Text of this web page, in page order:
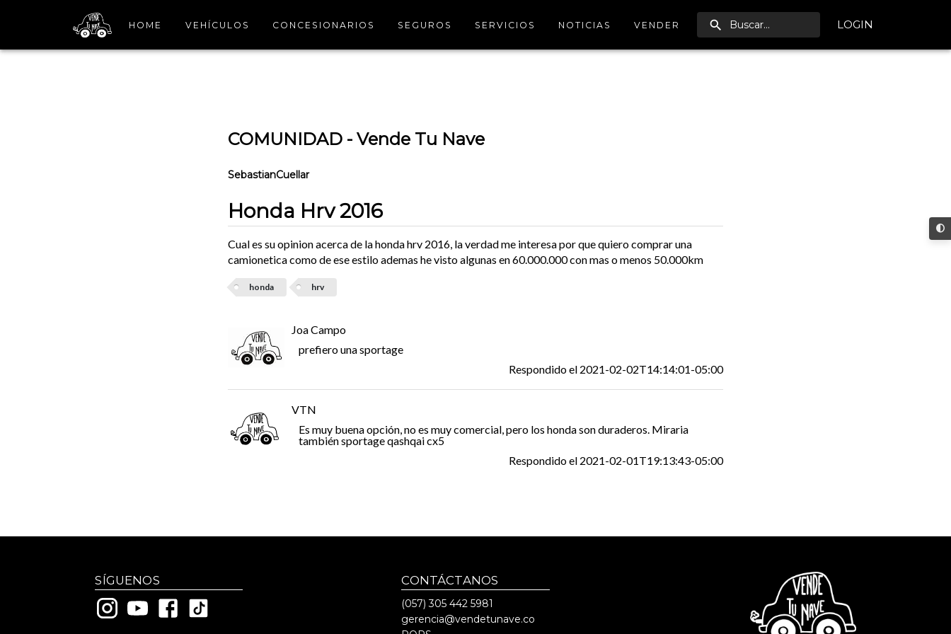
HOME VEHÍCULOS CONCESIONARIOS SEGUROS SERVICIOS NOTICIAS VENDER LOGIN
COMUNIDAD - Vende Tu Nave
SebastianCuellar
Honda Hrv 2016
Cual es su opinion acerca de la honda hrv 2016, la verdad me interesa por que quiero comprar una
camionetica como de ese estilo ademas he visto algunas en 60.000.000 con mas o menos 50.000km
honda hrv
Joa Campo
prefiero una sportage
Respondido el 2021-02-02T14:14:01-05:00
VTN
Es muy buena opción, no es muy comercial, pero los honda son duraderos. Miraria
también sportage qashqai cx5
Respondido el 2021-02-01T19:13:43-05:00
SÍGUENOS CONTÁCTANOS
(057)305 442 5981
gerencia@vendetunave.co